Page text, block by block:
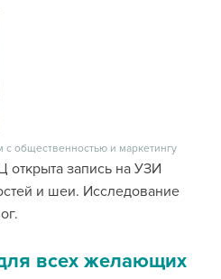
с общественностью и маркетингу
запись на УЗИ
и шеи. Исследование
всех желающих